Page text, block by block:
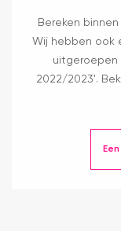
Bereken
Wij hebben ook
2022/2023'.